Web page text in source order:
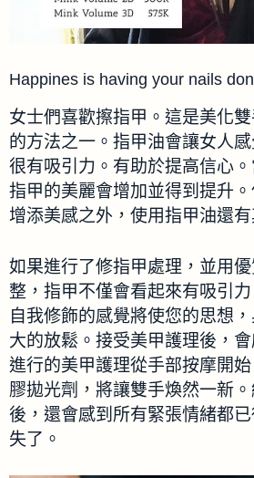
Happines is having your nails
女士們喜歡擦指甲。這是美化
的方法之一。指甲油會讓女人
很有吸引力。有助於提高信心。
指甲的美麗會增加並得到提升
增添美感之外，使用指甲油還有
如果進行了修指甲處理，並用
整，指甲不僅會看起來有吸引
自我修飾的感覺將使您的思想
大的放鬆。接受美甲護理後，
進行的美甲護理從手部按摩開
膠拋光劑，將讓雙手煥然一新
後，還會感到所有緊張情緒都
失了。